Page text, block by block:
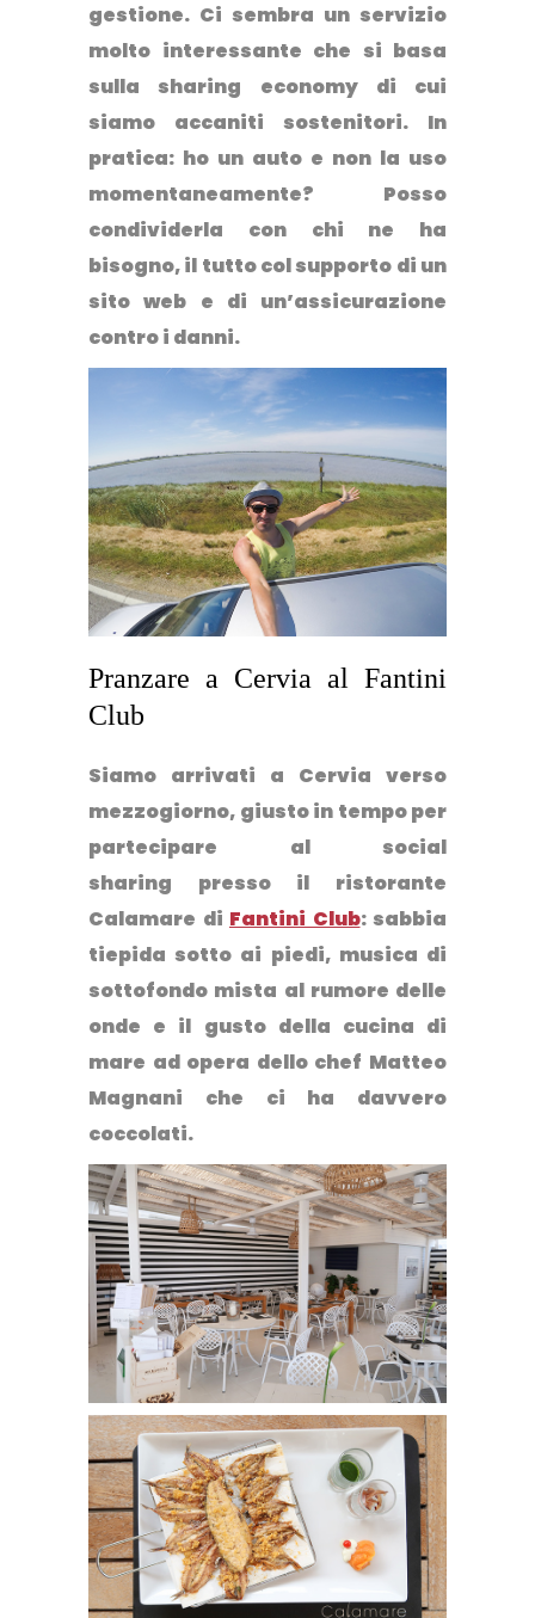
gestione. Ci sembra un servizio
molto interessante che si basa
sullasharing economydi cui
siamo accaniti sostenitori. In
pratica: ho un auto e non la uso
momentaneamente? Posso
condividerla con chi ne ha
bisogno, il tutto col supporto di un
sito web e di un’assicurazione
contro i danni.
Pranzare a Cervia al Fantini
Club
Siamo arrivati a Cervia verso
mezzogiorno, giusto in tempo per
partecipare al social
sharing presso il ristorante
Calamare di Fantini Club: sabbia
tiepida sotto ai piedi, musica di
sottofondo mista al rumore delle
onde e il gusto della cucina di
mare ad opera dello chef Matteo
Magnani che ci ha davvero
coccolati.